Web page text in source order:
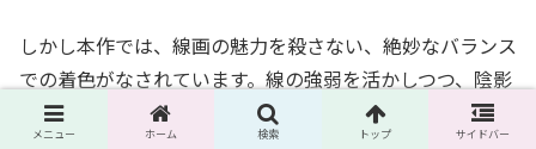
しかし本作では、線画の魅力を殺さない、絶妙なバランス
での着色がなされています。線の強弱を活かしつつ、陰影
を補強するように色が置かれているため、絵画としての完
メニュー ホーム 検索 トップ サイドバー